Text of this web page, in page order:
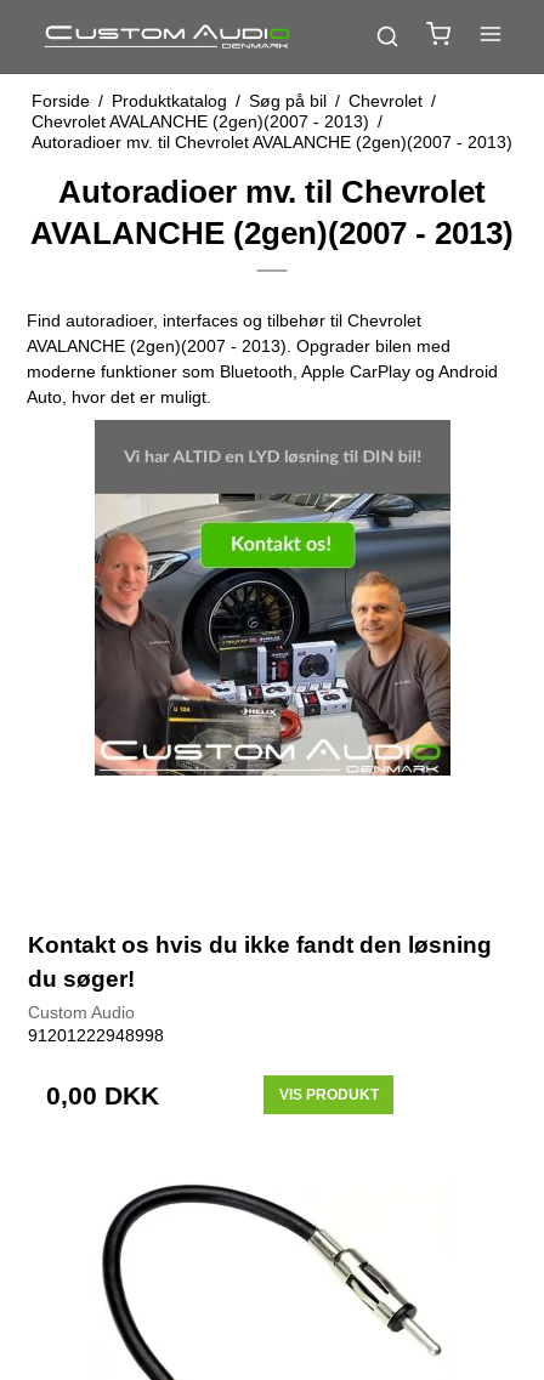
Forside / Produktkatalog / Søg på bil / Chevrolet /
Chevrolet AVALANCHE (2gen)(2007 - 2013) /
Autoradioer mv. til Chevrolet AVALANCHE (2gen)(2007 - 2013)
Autoradioer mv. til Chevrolet
AVALANCHE (2gen)(2007 - 2013)
Find autoradioer, interfaces og tilbehør til Chevrolet
AVALANCHE (2gen)(2007 - 2013). Opgrader bilen med
moderne funktioner som Bluetooth, Apple CarPlay og Android
Auto, hvor det er muligt.
Kontakt os hvis du ikke fandt den løsning
du søger!
Custom Audio
91201222948998
0,00 DKK VIS PRODUKT